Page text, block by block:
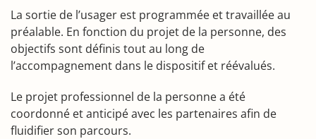
La sortie de l’usager est programmée et travaillée au
préalable. En fonction du projet de la personne, des
objectifs sont définis tout au long de
l’accompagnement dans le dispositif et réévalués.
Le projet professionnel de la personne a été
coordonné et anticipé avec les partenaires afin de
fluidifier son parcours.